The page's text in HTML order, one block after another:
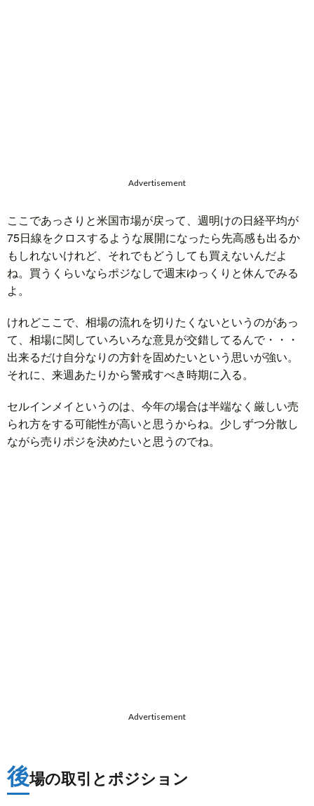
Advertisement
ここであっさりと米国市場が戻って、週明けの日経平均が
75日線をクロスするような展開になったら先高感も出るか
もしれないけれど、それでもどうしても買えないんだよ
ね。買うくらいならポジなしで週末ゆっくりと休んでみる
よ。
けれどここで、相場の流れを切りたくないというのがあっ
て、相場に関していろいろな意見が交錯してるんで・・・
出来るだけ自分なりの方針を固めたいという思いが強い。
それに、来週あたりから警戒すべき時期に入る。
セルインメイというのは、今年の場合は半端なく厳しい売
られ方をする可能性が高いと思うからね。少しずつ分散し
ながら売りポジを決めたいと思うのでね。
Advertisement
後場の取引とポジション